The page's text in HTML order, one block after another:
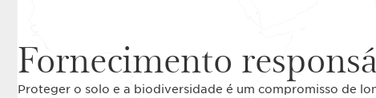
Fornecimento
Proteger o solo e a biodiversidade é um compromisso de